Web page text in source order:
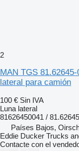
2
MAN TGS
lateral para camión
100 € Sin IVA
Luna lateral
81626450041 /
Países Bajos,
Eddie Ducker Trucks
Contacte con el